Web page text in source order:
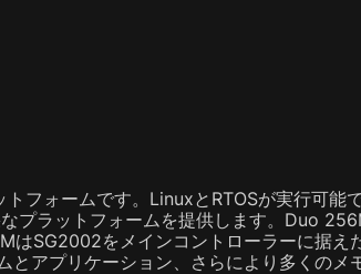
フォームです。LinuxとRTOSが実行可能
プラットフォームを提供します。Duo
をメインコントローラーに据えた
アプリケーション、さらにより多くのメ